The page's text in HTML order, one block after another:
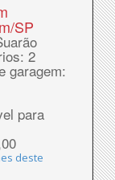
SP
2
garagem:
para
deste